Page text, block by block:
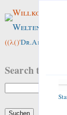
Willkommen im
Weltenwald
((λ()'Dr.ArneBab
Search this